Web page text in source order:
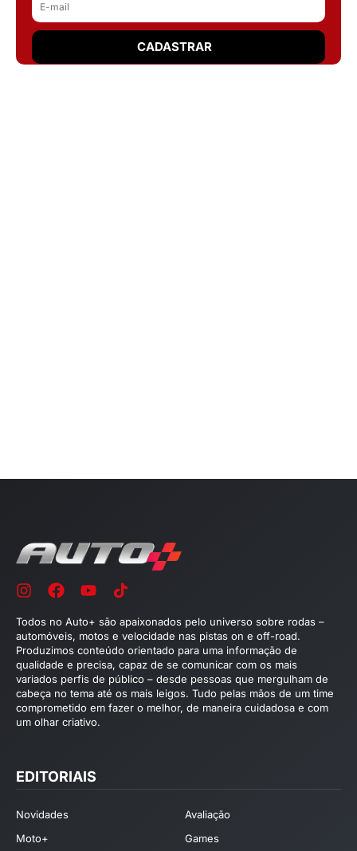
Todos no Auto+ são apaixonados pelo universo sobre rodas –
automóveis, motos e velocidade nas pistas on e off-road.
Produzimos conteúdo orientado para uma informação de
qualidade e precisa, capaz de se comunicar com os mais
variados perfis de público – desde pessoas que mergulham de
cabeça no tema até os mais leigos. Tudo pelas mãos de um time
comprometido em fazer o melhor, de maneira cuidadosa e com
um olhar criativo.
EDITORIAIS
Novidades
Avaliação
Moto+
Games